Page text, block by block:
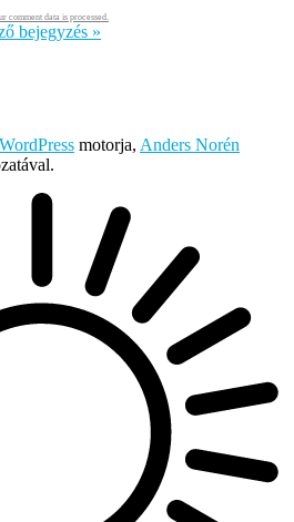
comment data is processed.
bejegyzés »
WordPress motorja, Anders Norén